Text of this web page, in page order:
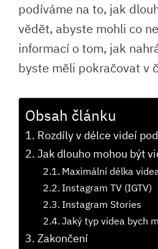
podíváme na to, jak
vědět, abyste mohli co
informací o tom, jak
byste měli pokračovat v
Obsah článku
Rozdíly v délce videí
Jak dlouho mohou být
Maximální délka
Instagram TV (IGTV)
Instagram Stories
Jaký typ videa bych
Zakončení